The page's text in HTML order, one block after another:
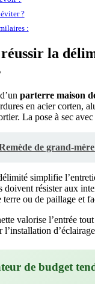
?
:
la
d’un parterre maison
en acier corten,
La pose à sec
de grand-
simplifie
doivent résister aux
terre ou de paillage et
valorise l’entrée
l’installation
de budget